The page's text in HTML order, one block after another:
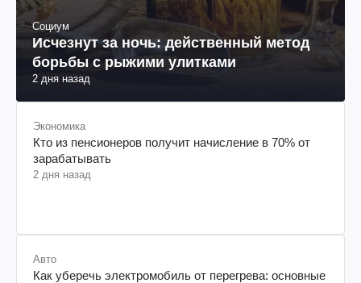
Социум
Исчезнут за ночь: действенный метод
борьбы с рыжими улитками
2 дня назад
Экономика
Кто из пенсионеров получит начисление в 70% от
зарабатывать
2 дня назад
Авто
Как уберечь электромобиль от перегрева: основные